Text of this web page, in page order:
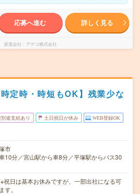
応募へ進む 詳しく見る
派遣会社 アデコ株式会社
時定時・時短もOK】残業少な
途支給あり 土日祝日が休み WEB登録OK
市
10分／宮山駅から車8分／平塚駅からバス30
日は基本お休みですが、一部出社になる可
す。